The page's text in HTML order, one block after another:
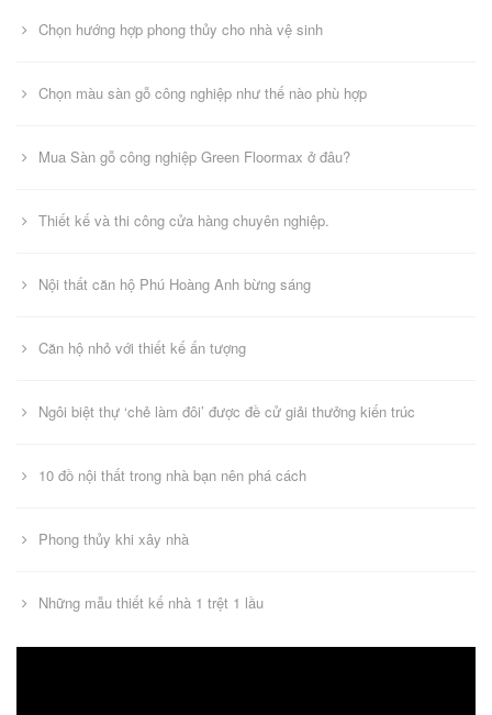
Chọn hướng hợp phong thủy cho nhà vệ sinh
Chọn màu sàn gỗ công nghiệp như thế nào phù hợp
Mua Sàn gỗ công nghiệp Green Floormax ở đâu?
Thiết kế và thi công cửa hàng chuyên nghiệp.
Nội thất căn hộ Phú Hoàng Anh bừng sáng
Căn hộ nhỏ với thiết kế ấn tượng
Ngôi biệt thự ‘chẻ làm đôi’ được đề cử giải thưởng kiến trúc
10 đồ nội thất trong nhà bạn nên phá cách
Phong thủy khi xây nhà
Những mẫu thiết kế nhà 1 trệt 1 lầu